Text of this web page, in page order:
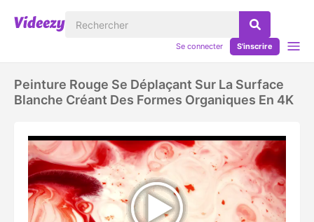
Se connecter S'inscrire
Peinture Rouge Se Déplaçant Sur La Surface
Blanche Créant Des Formes Organiques En 4K